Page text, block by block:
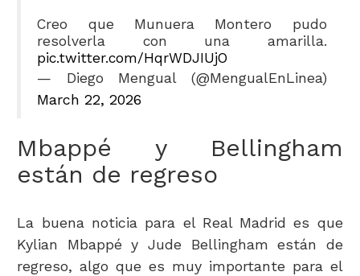
Creo que Munuera Montero pudo
resolverla con una amarilla.
pic.twitter.com/HqrWDJIUjO
— Diego Mengual (@MengualEnLinea)
March 22, 2026
Mbappé y Bellingham
están de regreso
La buena noticia para el Real Madrid es que
Kylian Mbappé y Jude Bellingham están de
regreso, algo que es muy importante para el